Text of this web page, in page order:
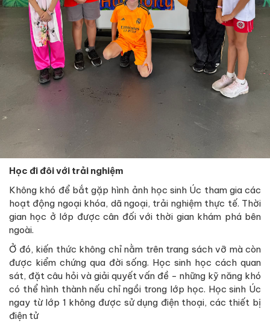
Học đi đôi với trải nghiệm
Không khó để bắt gặp hình ảnh học sinh Úc tham gia các
hoạt động ngoại khóa, dã ngoại, trải nghiệm thực tế. Thời
gian học ở lớp được cân đối với thời gian khám phá bên
ngoài.
Ở đó, kiến thức không chỉ nằm trên trang sách vỡ mà còn
được kiểm chứng qua đời sống. Học sinh học cách quan
sát, đặt câu hỏi và giải quyết vấn đề - những kỹ năng khó
có thể hình thành nếu chỉ ngồi trong lớp học. Học sinh Úc
ngay từ lớp 1 không được sử dụng điện thoại, các thiết bị
điện tử